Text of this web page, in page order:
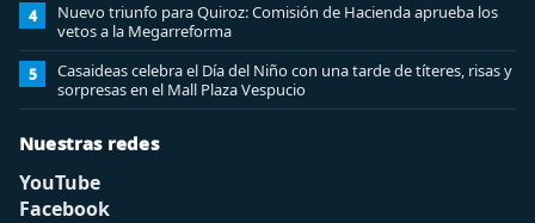
4
Nuevo triunfo para Quiroz: Comisión de Hacienda aprueba los
vetos a la Megarreforma
5
Casaideas celebra el Día del Niño con una tarde de títeres, risas y
sorpresas en el Mall Plaza Vespucio
Nuestras redes
YouTube
Facebook